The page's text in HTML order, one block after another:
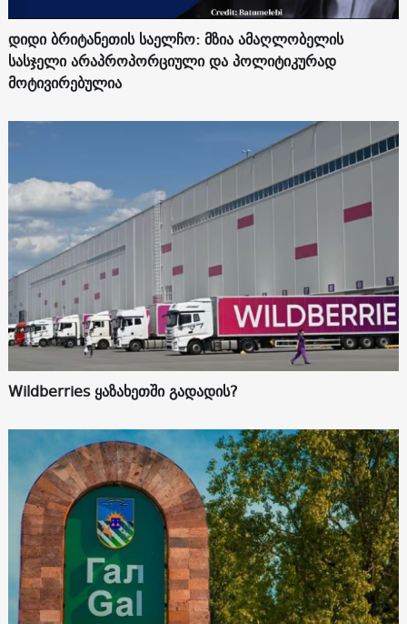
დიდი ბრიტანეთის საელჩო: მზია ამაღლობელის
სასჯელი არაპროპორციული და პოლიტიკურად
მოტივირებულია
Wildberries ყაზახეთში გადადის?